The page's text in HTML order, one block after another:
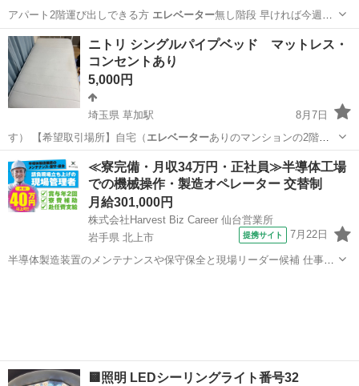
アパート2階運び出しできる方 エレベーター無し階段 早ければ今週土
曜、日曜…
千葉 千葉市 学園前駅 オフィス用家具
ニトリ シングルパイプベッド マットレス・
コンセントあり
5,000円
埼玉県 草加駅
8月7日
す） 【希望取引場所】自宅（ エレベーターありのマンションの2階）
※駐車…
埼玉 草加市 草加駅 ベッド
≪寮完備・月収34万円・正社員≫半導体工場
での機械操作・製造オペレーター 交替制
月給301,000円
株式会社Harvest Biz Career 仙台営業所
岩手県 北上市
提携サイト 7月22日
半導体製造装置のメンテナンスや保守保全と現場リーダー候補 仕事内
🟨照明 LEDシーリングライト番号32